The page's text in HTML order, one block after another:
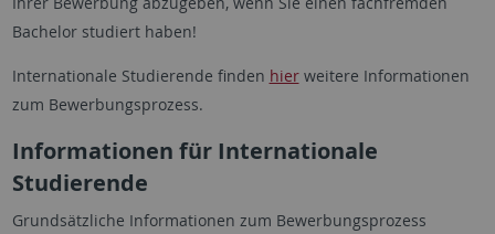
Bachelor studiert haben!
Internationale Studierende finden hierweitere Informationen
zum Bewerbungsprozess.
Informationen für Internationale
Studierende
Grundsätzliche Informationen zum Bewerbungsprozess